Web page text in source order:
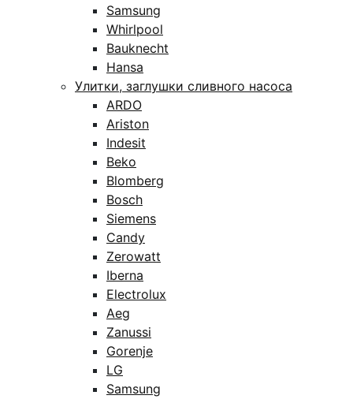
Samsung
Whirlpool
Bauknecht
Hansa
Улитки, заглушки сливного насоса
ARDO
Ariston
Indesit
Beko
Blomberg
Bosch
Siemens
Candy
Zerowatt
Iberna
Electrolux
Aeg
Zanussi
Gorenje
LG
Samsung